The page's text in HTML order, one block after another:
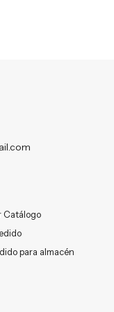
Catálogo
para almacén